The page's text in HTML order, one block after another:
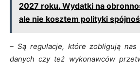
2027 roku. Wydatki na
ale nie kosztem polityki
– Są regulacje, które zobligują nas
danych czy też wykonawców